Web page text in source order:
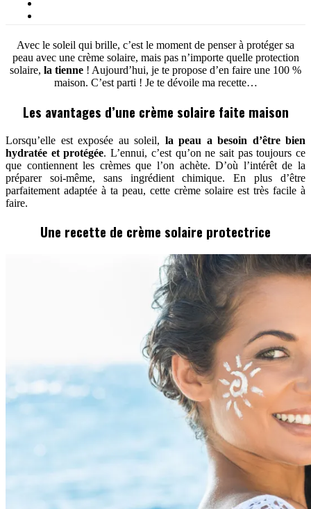
Avec le soleil qui brille, c’est le moment de penser à protéger sa
peau avec une crème solaire, mais pas n’importe quelle protection
solaire, la tienne ! Aujourd’hui, je te propose d’en faire une 100 %
maison. C’est parti ! Je te dévoile ma recette…
Les avantages d’une crème solaire faite maison
Lorsqu’elle est exposée au soleil, la peau a besoin d’être bien
hydratée et protégée. L’ennui, c’est qu’on ne sait pas toujours ce
que contiennent les crèmes que l’on achète. D’où l’intérêt de la
préparer soi-même, sans ingrédient chimique. En plus d’être
parfaitement adaptée à ta peau, cette crème solaire est très facile à
faire.
Une recette de crème solaire protectrice